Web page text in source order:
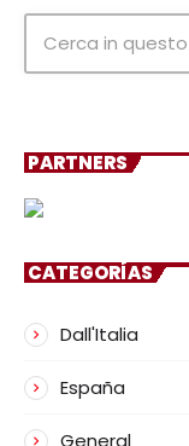
PARTNERS
CATEGORÍAS
Dall'Italia
España
General